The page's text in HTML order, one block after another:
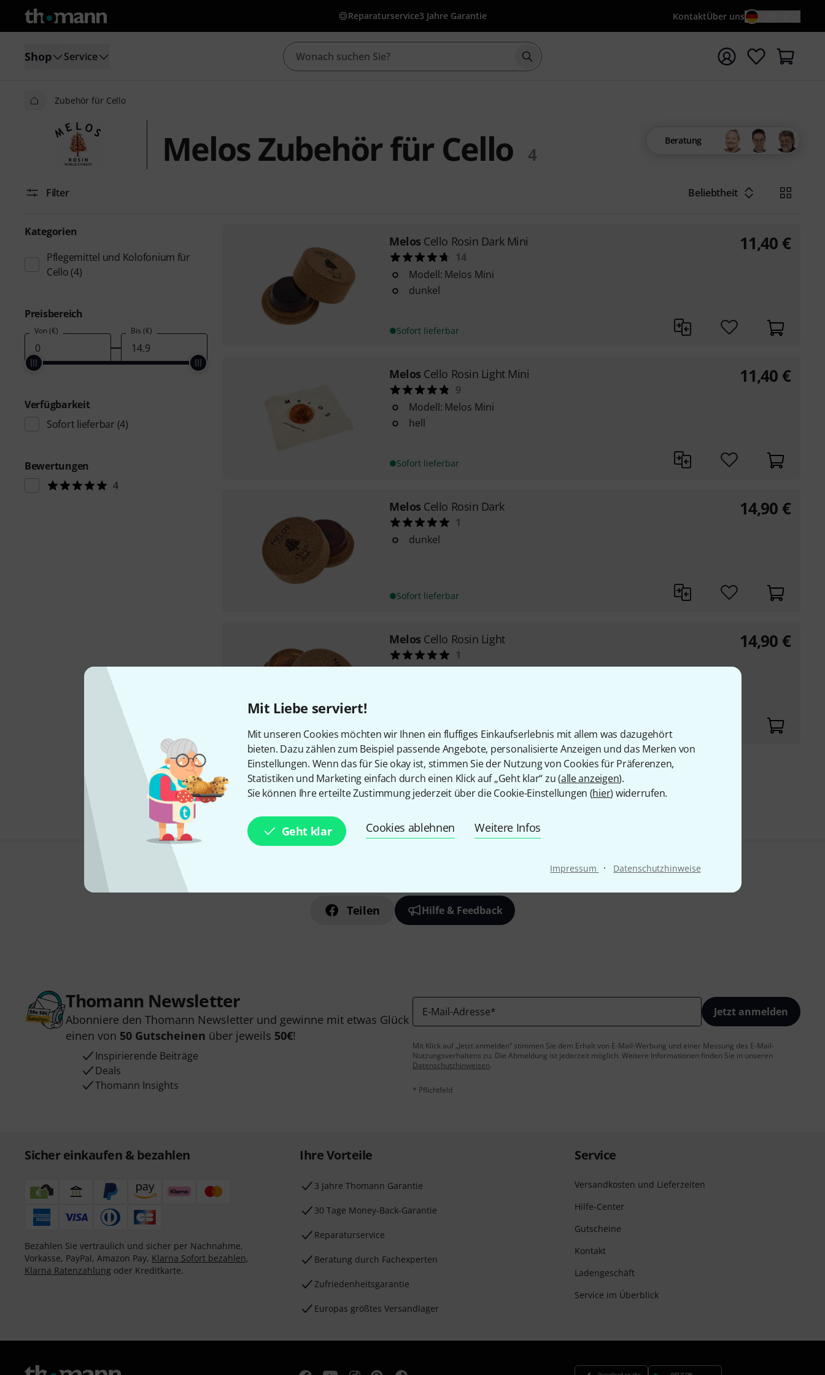
Mit Liebe serviert!
Mit unseren Cookies möchten wir Ihnen ein fluffiges Einkaufserlebnis mit allem was dazugehört
bieten. Dazu zählen zum Beispiel passende Angebote, personalisierte Anzeigen und das Merken von
Einstellungen. Wenn das für Sie okay ist, stimmen Sie der Nutzung von Cookies für Präferenzen,
Statistiken und Marketing einfach durch einen Klick auf „Geht klar“ zu (alle anzeigen).
Sie können Ihre erteilte Zustimmung jederzeit über die Cookie-Einstellungen (hier) widerrufen.
Geht klar Cookies ablehnen Weitere Infos
Impressum · Datenschutzhinweise
Reparaturservice3 Jahre Garantie KontaktÜber uns
Shop Service Suche mit Suchwort {searchTerm} starten
Zubehör für Cello
Melos Zubehör für Cello 4
Beratung
Filter Beliebtheit
Kategorien
Pflegemittel und Kolofonium für
Cello (4)
Preisbereich
Von (€) Bis (€)
Verfügbarkeit
Sofort lieferbar (4)
Bewertungen
4
Melos Cello Rosin Dark Mini
14
Modell: Melos Mini
dunkel
Sofort lieferbar
11,40 €
Melos Cello Rosin Light Mini
9
Modell: Melos Mini
hell
Sofort lieferbar
11,40 €
Melos Cello Rosin Dark
1
dunkel
Sofort lieferbar
14,90 €
Melos Cello Rosin Light
1
Sofort lieferbar
14,90 €
Kostenloser Versand ab 29 €
Alle Preise inkl. MwSt.
Teilen Hilfe & Feedback
Thomann Newsletter
Abonniere den Thomann Newsletter und gewinne mit etwas Glück
einen von 50 Gutscheinen über jeweils 50€!
Inspirierende Beiträge
Deals
Thomann Insights
E-Mail-Adresse* Jetzt anmelden
Mit Klick auf „Jetzt anmelden“ stimmen Sie dem Erhalt von E-Mail-Werbung und einer Messung des E-Mail-
Nutzungsverhaltens zu. Die Abmeldung ist jederzeit möglich. Weitere Informationen finden Sie in unseren
Datenschutzhinweisen.
* Pflichtfeld
Sicher einkaufen & bezahlen
Bezahlen Sie vertraulich und sicher per Nachnahme,
Vorkasse, PayPal, Amazon Pay, Klarna Sofort bezahlen,
Klarna Ratenzahlung oder Kreditkarte.
Ihre Vorteile
3 Jahre Thomann Garantie
30 Tage Money-Back-Garantie
Reparaturservice
Beratung durch Fachexperten
Zufriedenheitsgarantie
Europas größtes Versandlager
Service
Versandkosten und Lieferzeiten
Hilfe-Center
Gutscheine
Kontakt
Ladengeschäft
Service im Überblick